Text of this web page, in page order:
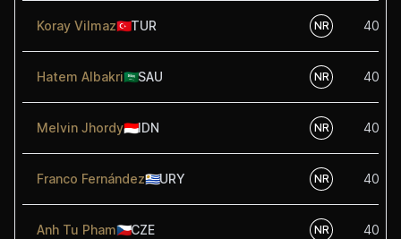
Koray Vilmaz🇹🇷TUR NR 40.00
Hatem Albakri🇸🇦SAU NR 40.00
Melvin Jhordy🇮🇩IDN NR 40.00
Franco Fernández🇺🇾URY NR 40.00
Anh Tu Pham🇨🇿CZE NR 40.00